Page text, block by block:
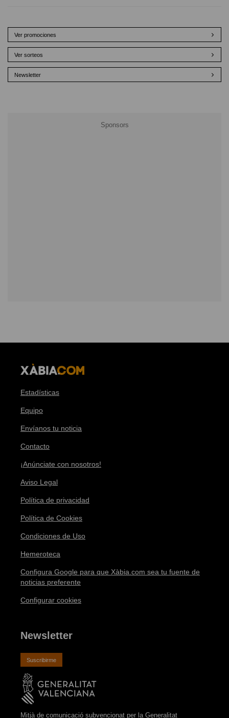
Ver promociones
Ver sorteos
Newsletter
Estadísticas
Equipo
Envíanos tu noticia
Contacto
¡Anúnciate con nosotros!
Aviso Legal
Política de privacidad
Política de Cookies
Condiciones de Uso
Hemeroteca
Configura Google para que Xàbia.com sea tu fuente de
noticias preferente
Configurar cookies
Newsletter
Suscribirme
Mitjà de comunicació subvencionat per la Generalitat